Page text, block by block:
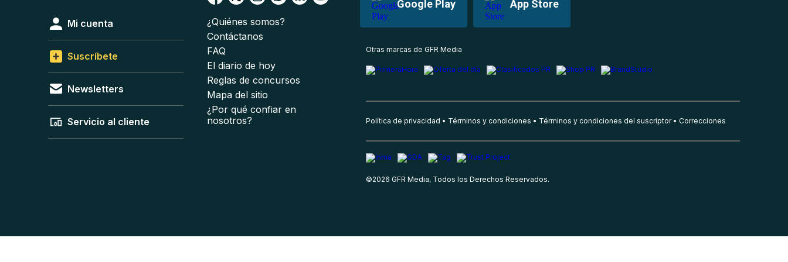
Google Play App Store
Mi cuenta
Suscríbete
Newsletters
Servicio al cliente
¿Quiénes somos?
Contáctanos
FAQ
El diario de hoy
Reglas de concursos
Mapa del sitio
¿Por qué confiar en
nosotros?
Otras marcas de GFR Media
Política de privacidad Términos y condiciones Términos y condiciones del suscriptor Correcciones
©2026 GFR Media, Todos los Derechos Reservados.